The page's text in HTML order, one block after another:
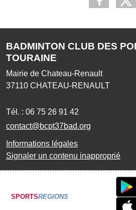
BADMINTON CLUB DES
TOURAINE
Mairie de Chateau-Renault
37110 CHATEAU-RENAULT
Tél. : 06 75 26 91 42
contact@bcpt37bad.org
Informations légales
Signaler un contenu inapproprié
SPORTSREGIONS